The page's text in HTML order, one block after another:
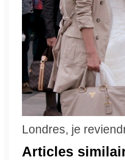
Londres, je
Articles